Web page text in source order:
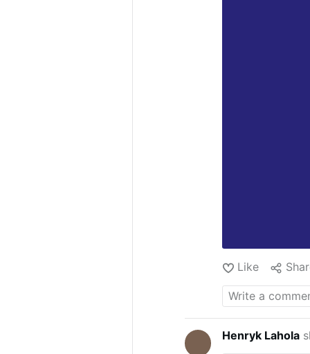
Like
Henryk Lahola